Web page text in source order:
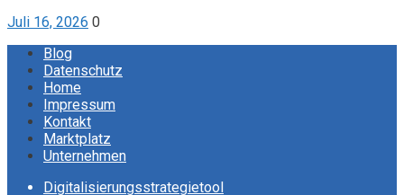
Juli 16, 2026 0
Blog
Datenschutz
Home
Impressum
Kontakt
Marktplatz
Unternehmen
Digitalisierungsstrategietool